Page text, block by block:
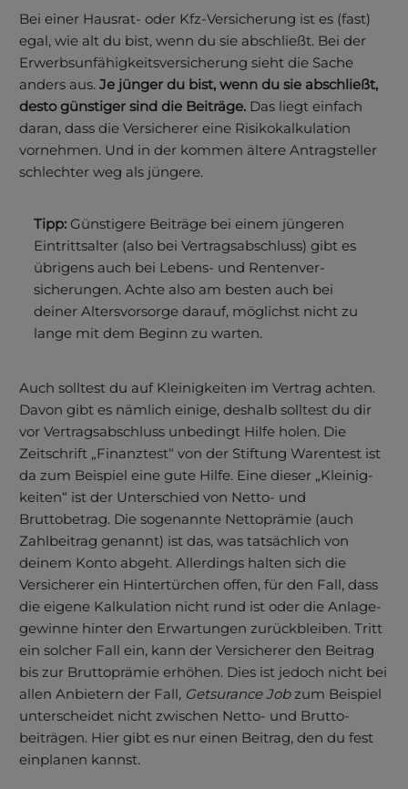
Bei einer Hausrat- oder Kfz-Versicherung ist es (fast)
egal, wie alt du bist, wenn du sie abschließt. Bei der
Erwerbs­unfähigkeits­versiche­rung sieht die Sache
anders aus. Je jünger du bist, wenn du sie abschließt,
desto günstiger sind die Beiträge. Das liegt einfach
daran, dass die Versicherer eine Risiko­kalkulation
vornehmen. Und in der kommen ältere Antragsteller
schlechter weg als jüngere.
Tipp: Günstigere Beiträge bei einem jüngeren
Eintritts­alter (also bei Vertragsabschluss) gibt es
übrigens auch bei Lebens- und Renten­ver­
sicherungen. Achte also am besten auch bei
deiner Altersvorsorge darauf, möglichst nicht zu
lange mit dem Beginn zu warten.
Auch solltest du auf Kleinig­keiten im Vertrag achten.
Davon gibt es nämlich einige, deshalb solltest du dir
vor Vertrags­abschluss unbedingt Hilfe holen. Die
Zeitschrift „Finanztest“ von der Stiftung Warentest ist
da zum Beispiel eine gute Hilfe. Eine dieser „Kleinig­
keiten“ ist der Unterschied von Netto- und
Bruttobetrag. Die sogenannte Nettoprämie (auch
Zahlbeitrag genannt) ist das, was tatsächlich von
deinem Konto abgeht. Allerdings halten sich die
Versicherer ein Hinter­türchen offen, für den Fall, dass
die eigene Kalkulation nicht rund ist oder die Anlage­
gewinne hinter den Erwartungen zurückbleiben. Tritt
ein solcher Fall ein, kann der Versicherer den Beitrag
bis zur Brutto­prämie erhöhen. Dies ist jedoch nicht bei
allen Anbie­tern der Fall, Get­surance Jobzum Bei­spiel
unter­scheidet nicht zwischen Netto- und Brutto­
beiträgen. Hier gibt es nur einen Beitrag, den du fest
ein­planen kannst.